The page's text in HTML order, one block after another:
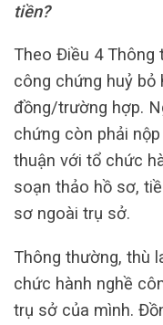
tiền?
Theo Điều 4 Thông
công chứng huỷ bỏ
đồng/trường hợp.
chứng còn phải
thuận với tổ chức
soạn thảo hồ sơ,
sơ ngoài trụ sở.
Thông thường, thù
chức hành nghề
trụ sở của mình.